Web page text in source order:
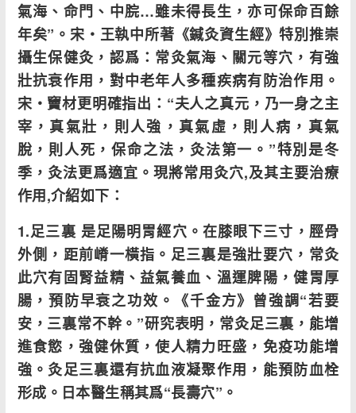
疾病
氣海、命門、中脘…雖未得長生，亦可保命百餘
年矣”。宋・王執中所著《鍼灸資生經》特別推崇
攝生保健灸，認爲：常灸氣海、關元等穴，有強
壯抗衰作用，對中老年人多種疾病有防治作用。
宋・竇材更明確指出：“夫人之真元，乃一身之主
宰，真氣壯，則人強，真氣虛，則人病，真氣
脫，則人死，保命之法，灸法第一。”特別是冬
季，灸法更爲適宜。現將常用灸穴,及其主要治療
作用,介紹如下：
1.足三裏 是足陽明胃經穴。在膝眼下三寸，脛骨
外側，距前嵴一橫指。足三裏是強壯要穴，常灸
此穴有固腎益精、益氣養血、溫運脾陽，健胃厚
腸，預防早衰之功效。《千金方》曾強調“若要
安，三裏常不幹。”研究表明，常灸足三裏，能增
進食慾，強健休質，使人精力旺盛，免疫功能增
強。灸足三裏還有抗血液凝聚作用，能預防血栓
形成。日本醫生稱其爲“長壽穴”。